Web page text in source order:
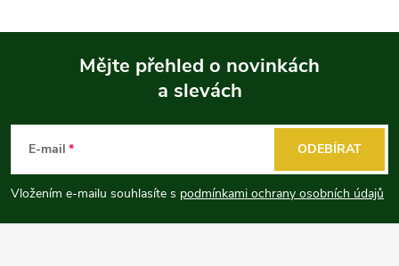
p
a
Mějte přehled o novinkách
a slevách
E-mail
Vložením e-mailu souhlasíte s podmínkami ochrany osobních údajů
ODEBÍRAT